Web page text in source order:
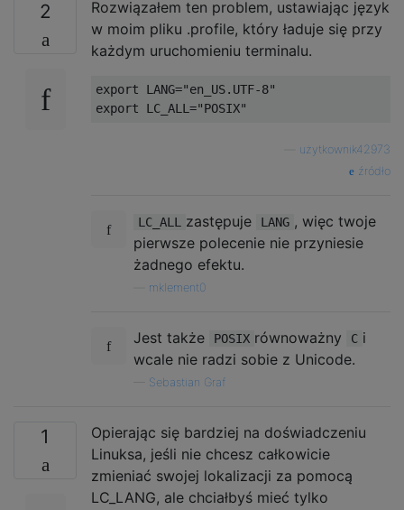
2
Rozwiązałem ten problem, ustawiając język
w moim pliku .profile, który ładuje się przy
każdym uruchomieniu terminalu.
export LANG="en_US.UTF-8"
export LC_ALL ="POSIX"
użytkownik42973
źródło
LC_ALL zastępuje LANG , więc twoje
pierwsze polecenie nie przyniesie
żadnego efektu.
mklement0
Jest także POSIX równoważny C i
wcale nie radzi sobie z Unicode.
Sebastian Graf
1
Opierając się bardziej na doświadczeniu
Linuksa, jeśli nie chcesz całkowicie
zmieniać swojej lokalizacji za pomocą
LC_LANG, ale chciałbyś mieć tylko